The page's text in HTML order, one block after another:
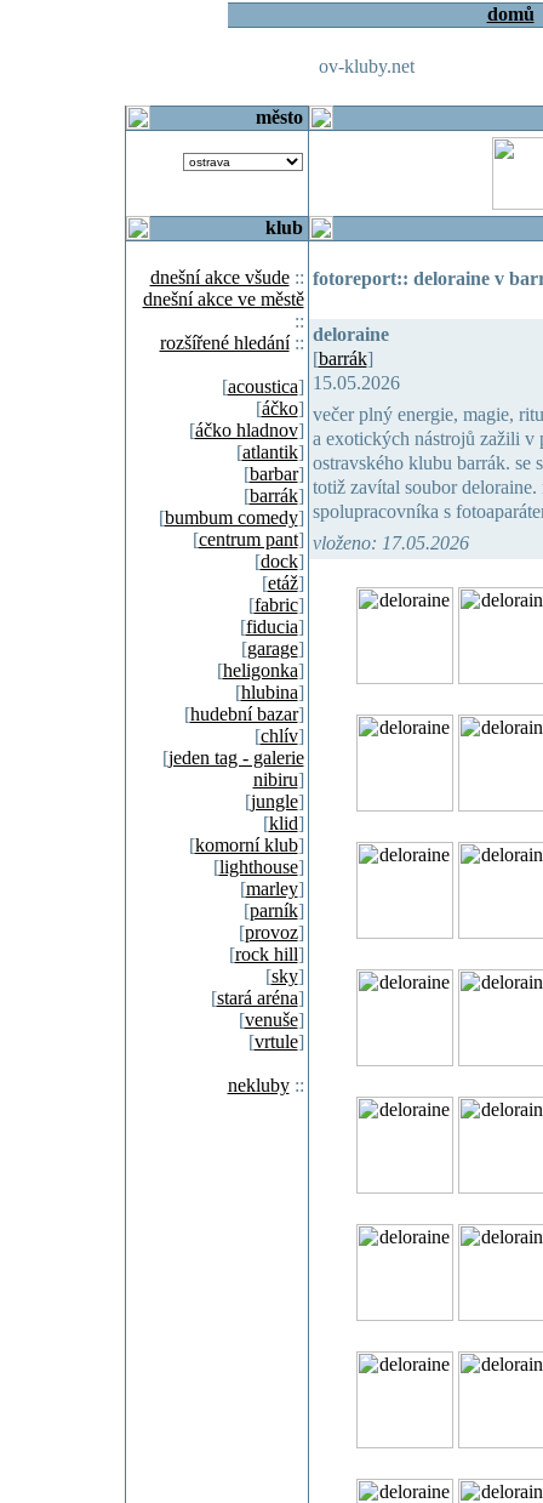
domů
ov-kluby.net
město
klub
dnešní akce všude::
dnešní akce ve městě
::
rozšířené hledání::
[acoustica]
[áčko]
[áčko hladnov]
[atlantik]
[barbar]
[barrák]
[bumbum comedy]
[centrum pant]
[dock]
[etáž]
[fabric]
[fiducia]
[garage]
[heligonka]
[hlubina]
[hudební bazar]
[chlív]
[jeden tag - galerie
nibiru]
[jungle]
[klid]
[komorní klub]
[lighthouse]
[marley]
[parník]
[provoz]
[rock hill]
[sky]
[stará aréna]
[venuše]
[vrtule]
nekluby::
fotoreport:: deloraine v
deloraine
[barrák]
15.05.2026
večer plný energie, magie,
a exotických nástrojů zažili v
ostravského klubu barrák. se
totiž zavítal soubor deloraine.
spolupracovníka s
vloženo: 17.05.2026